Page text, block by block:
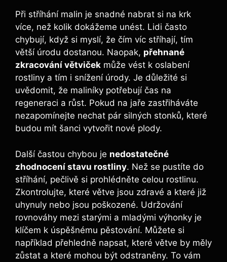
Při stříhání malin je‌ snadné nabrat si na krk
více, než kolik dokážeme unést. Lidi často
chybují, když si myslí, že čím víc stříhají, tím
větší úrodu ​dostanou. Naopak,⁢ přehnané
zkracování větviček může vést k oslabení
rostliny a tím i snížení úrody. Je důležité si
uvědomit, že maliníky potřebují čas na
regeneraci a ⁣růst. Pokud ⁢na jaře​ zastřiháváte
nezapomínejte nechat‌ pár‌ silných stonků, které
budou mít šanci vytvořit nové ‍plody.
Další ⁤častou chybou je nedostatečné
zhodnocení stavu rostliny. Než se pustíte do
stříhání, pečlivě si prohlédněte celou rostlinu.
Zkontrolujte, ⁣které⁢ větve​ jsou ⁣zdravé a které již
uhynuly nebo jsou poškozené. ‌Udržování
rovnováhy ⁤mezi starými a mladými výhonky je
klíčem k úspěšnému pěstování. Můžete si
například přehledně napsat, které větve by měly
zůstat a které mohou‌ být odstraněny.​ To ⁢vám